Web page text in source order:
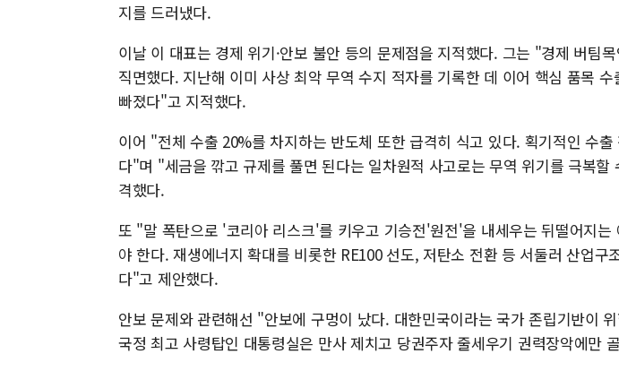
지를 드러냈다.
이날 이 대표는 경제 위기·안보 불안 등의 문제점을 지적했다. 그는 "경제 버팀
직면했다. 지난해 이미 사상 최악 무역 수지 적자를 기록한 데 이어 핵심 품목
빠졌다"고 지적했다.
이어 "전체 수출 20%를 차지하는 반도체 또한 급격히 식고 있다. 획기적인 수
다"며 "세금을 깎고 규제를 풀면 된다는 일차원적 사고로는 무역 위기를 극복할
격했다.
또 "말 폭탄으로 '코리아 리스크'를 키우고 기승전'원전'을 내세우는 뒤떨어지는
야 한다. 재생에너지 확대를 비롯한 RE100 선도, 저탄소 전환 등 서둘러 산업구
다"고 제안했다.
안보 문제와 관련해선 "안보에 구멍이 났다. 대한민국이라는 국가 존립기반이
국정 최고 사령탑인 대통령실은 만사 제치고 당권주자 줄세우기 권력장악에만